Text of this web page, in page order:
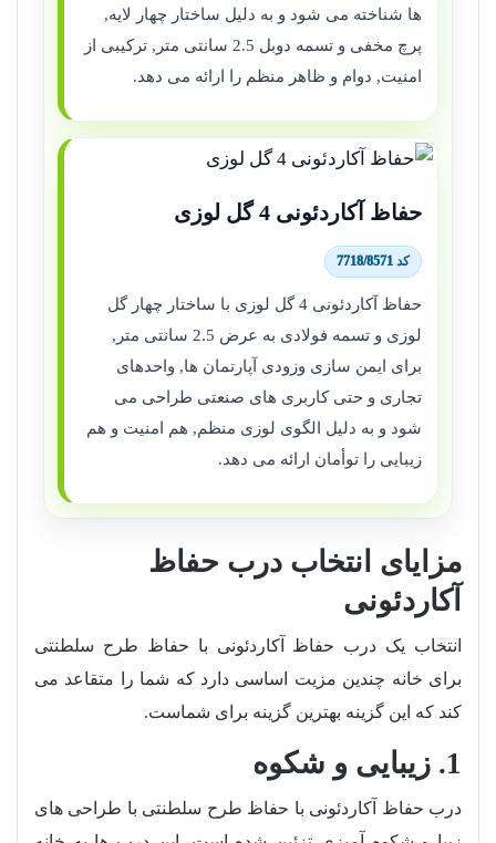
ها شناخته می شود و به دلیل ساختار چهار لایه,
پرچ مخفی و تسمه دوبل 2.5 سانتی متر, ترکیبی از
امنیت, دوام و ظاهر منظم را ارائه می دهد.
حفاظ آکاردئونی 4 گل لوزی
کد 7718/8571
حفاظ آکاردئونی 4 گل لوزی با ساختار چهار گل
لوزی و تسمه فولادی به عرض 2.5 سانتی متر,
برای ایمن سازی وزودی آپارتمان ها, واحدهای
تجاری و حتی کاربری های صنعتی طراحی می
شود و به دلیل الگوی لوزی منظم, هم امنیت و هم
زیبایی را توأمان ارائه می دهد.
مزایای انتخاب درب حفاظ
آکاردئونی
انتخاب یک درب حفاظ آکاردئونی با حفاظ طرح سلطنتی
برای خانه چندین مزیت اساسی دارد که شما را متقاعد می
کند که این گزینه بهترین گزینه برای شماست.
1. زیبایی و شکوه
درب حفاظ آکاردئونی با حفاظ طرح سلطنتی با طراحی های